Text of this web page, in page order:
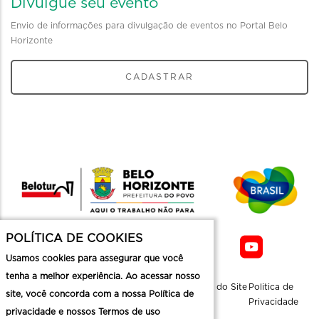
Divulgue seu evento
Envio de informações para divulgação de eventos no Portal Belo
Horizonte
CADASTRAR
Mapa do Site Politica de
Privacidade
POLÍTICA DE COOKIES
Usamos cookies para assegurar que você
tenha a melhor experiência. Ao acessar nosso
site, você concorda com a nossa Política de
privacidade e nossos Termos de uso